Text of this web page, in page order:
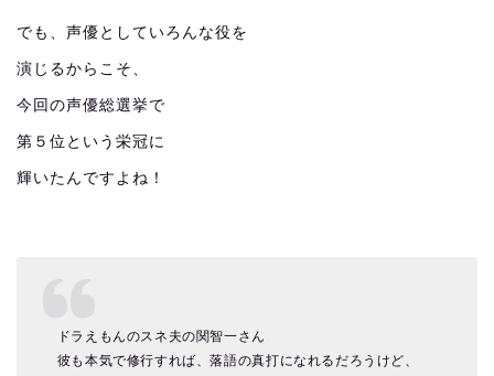
でも、声優としていろんな役を
演じるからこそ、
今回の声優総選挙で
第５位という栄冠に
輝いたんですよね！
ドラえもんのスネ夫の関智一さん
彼も本気で修行すれば、落語の真打になれるだろうけど、